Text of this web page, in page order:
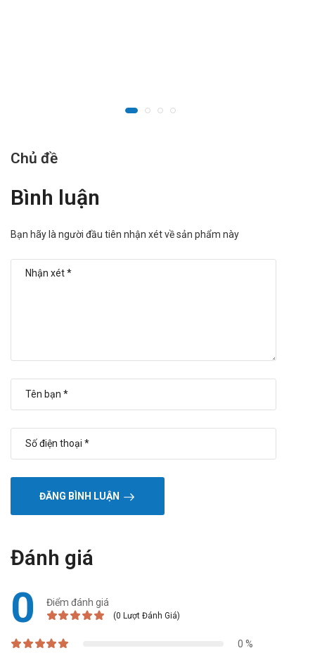
Chủ đề
Bình luận
Bạn hãy là người đầu tiên nhận xét về sản phẩm này
ĐĂNG BÌNH LUẬN
Đánh giá
0 Điểm đánh giá
(0 Lượt Đánh Giá)
0 %